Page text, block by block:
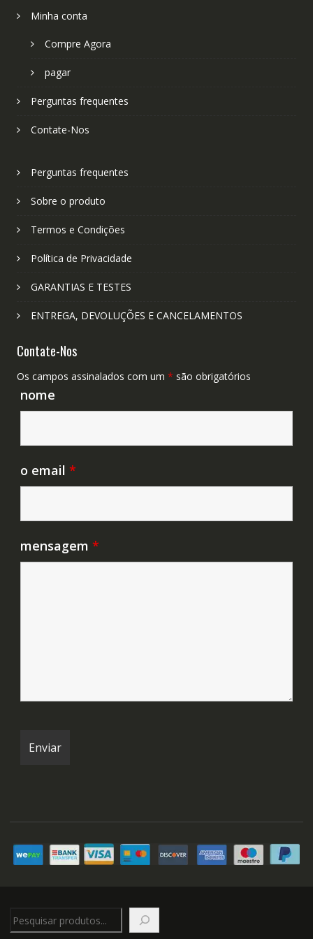
Minha conta
Compre Agora
pagar
Perguntas frequentes
Contate-Nos
Perguntas frequentes
Sobre o produto
Termos e Condições
Política de Privacidade
GARANTIAS E TESTES
ENTREGA, DEVOLUÇÕES E CANCELAMENTOS
Contate-Nos
Os campos assinalados com um * são obrigatórios
nome
o email *
mensagem *